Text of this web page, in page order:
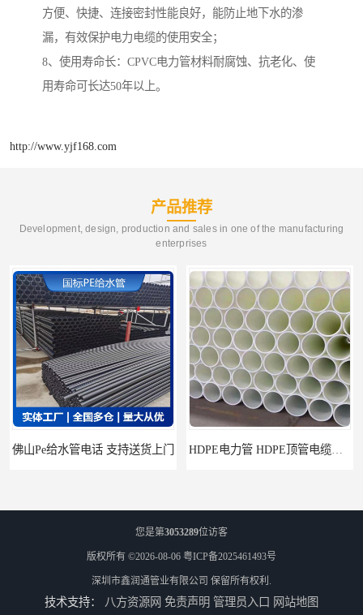
方便、快捷、连接密封性能良好，能防止地下水的渗
漏，有效保护电力电缆的使用安全；
8、使用寿命长：CPVC电力管材料耐腐蚀、抗老化、使
用寿命可长达50年以上。
http://www.yjf168.com
产品推荐
Development, design, production and sales in one of the manufacturing
enterprises
Pe给水管电话 支持送货上门 HDPE电力管 HDPE顶管电缆管保护套管
您是第3053289位访客
版权所有 ©2026-08-06 粤ICP备2025461493号
深圳市鑫润通管业有限公司 保留所有权利.
技术支持： 八方资源网 免责声明 管理员入口 网站地图